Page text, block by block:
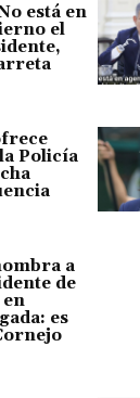
está en
el
Policía
a
de
en
es